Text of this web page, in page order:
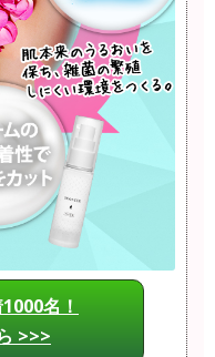
名！
>>>